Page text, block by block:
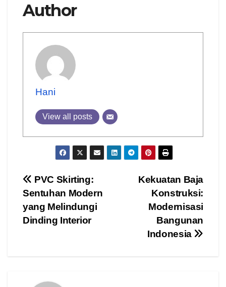
Author
Hani
View all posts
Post
navigation
Kekuatan Baja
Konstruksi:
Modernisasi
Bangunan
Indonesia
PVC Skirting:
Sentuhan Modern
yang Melindungi
Dinding Interior